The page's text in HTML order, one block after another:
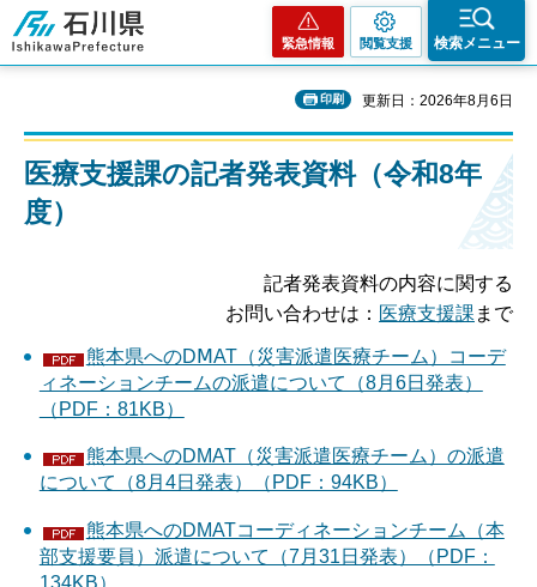
石川県
緊急情報 閲覧支援 検索メニュー
印刷 更新日：2026年8月6日
医療支援課の記者発表資料（令和8年
度）
記者発表資料の内容に関する
お問い合わせは： 医療支援課 まで
熊本県へのDⅯAT（災害派遣医療チーム）コーデ
ィネーションチームの派遣について（8月6日発表）
（PDF：81KB）
熊本県へのDMAT（災害派遣医療チーム）の派遣
について（8月4日発表）（PDF：94KB）
熊本県へのDMATコーディネーションチーム（本
部支援要員）派遣について（7月31日発表）（PDF：
134KB）